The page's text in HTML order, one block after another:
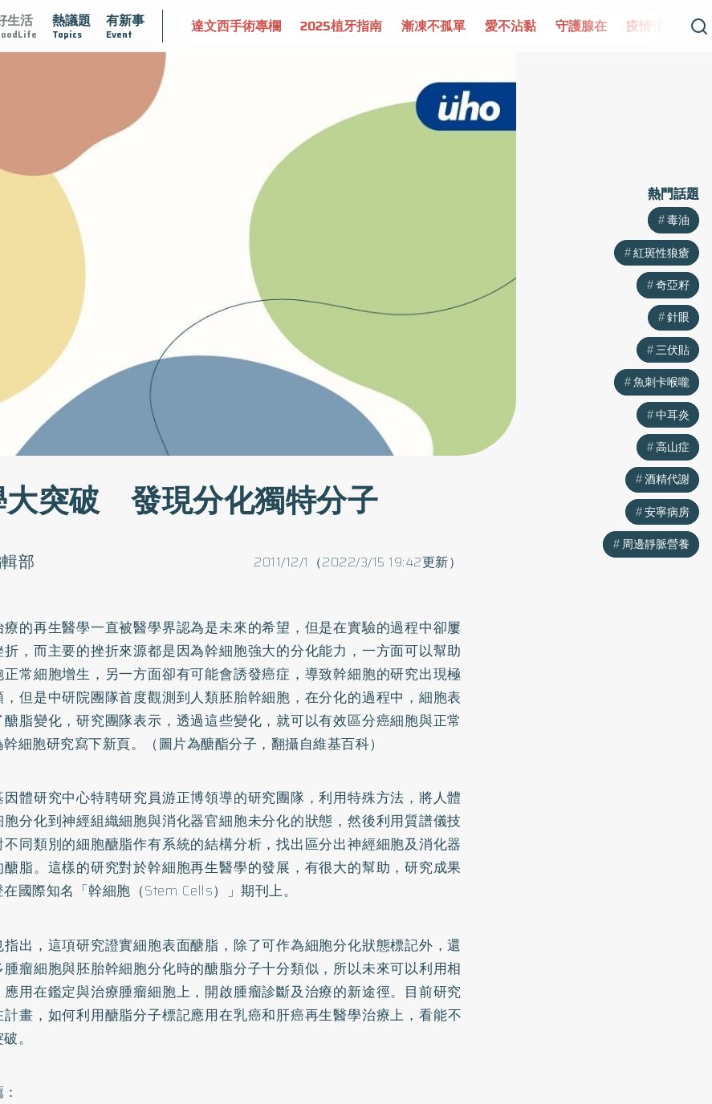
生活 熱議題
Topics
有新事
Event
識攝護腺肥大 守護骨骼健康 達文西手術專欄 2025植牙指南 漸凍不孤單 愛不沾黏 守護腺在 疫情保衛戰
大突破 發現分化獨特分子
2011/12/1（2022/3/15 19:42更新）
部
的再生醫學一直被醫學界認為是未來的希望，但是在實驗的過程中卻屢
折，而主要的挫折來源都是因為幹細胞強大的分化能力，一方面可以幫助
正常細胞增生，另一方面卻有可能會誘發癌症，導致幹細胞的研究出現極
，但是中研院團隊首度觀測到人類胚胎幹細胞，在分化的過程中，細胞表
脂變化，研究團隊表示，透過這些變化，就可以有效區分癌細胞與正常
細胞研究寫下新頁。（圖片為醣酯分子，翻攝自維基百科）
因體研究中心特聘研究員游正博領導的研究團隊，利用特殊方法，將人體
分化到神經組織細胞與消化器官細胞未分化的狀態，然後利用質譜儀技
同類別的細胞醣脂作有系統的結構分析，找出區分出神經細胞及消化器
脂。這樣的研究對於幹細胞再生醫學的發展，有很大的幫助，研究成果
國際知名「幹細胞（Stem Cells）」期刊上。
出，這項研究證實細胞表面醣脂，除了可作為細胞分化狀態標記外，還
腫瘤細胞與胚胎幹細胞分化時的醣脂分子十分類似，所以未來可以利用相
應用在鑑定與治療腫瘤細胞上，開啟腫瘤診斷及治療的新途徑。目前研究
計畫，如何利用醣脂分子標記應用在乳癌和肝癌再生醫學治療上，看能不
。
熱門話題
毒油
紅斑性狼瘡
奇亞籽
針眼
三伏貼
魚刺卡喉嚨
中耳炎
高山症
酒精代謝
安寧病房
周邊靜脈營養
熱門話題
毒油
紅斑性狼瘡
奇亞籽
針眼
三伏貼
魚刺卡喉嚨
中耳炎
高山症
酒精代謝
安寧病房
周邊靜脈營養